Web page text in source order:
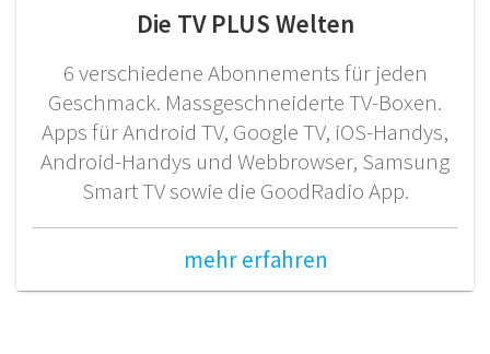
Die TV PLUS Welten
6 verschiedene Abonnements für jeden
Geschmack. Massgeschneiderte TV-Boxen.
Apps für Android TV, Google TV, iOS-Handys,
Android-Handys und Webbrowser, Samsung
Smart TV sowie die GoodRadio App.
mehr erfahren